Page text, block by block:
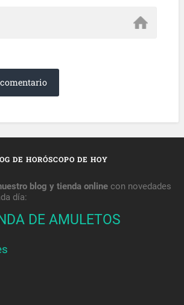
DE HORÓSCOPO DE HOY
blog y tienda onlinecon novedades
día:
DE AMULETOS